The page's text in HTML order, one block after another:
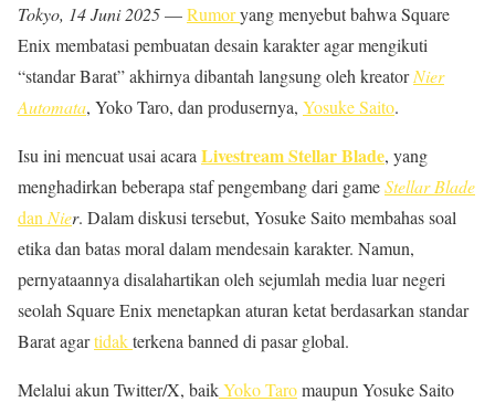
Tokyo, 14 Juni 2025—Rumoryang menyebut bahwa Square
Enix membatasi pembuatan desain karakter agar mengikuti
“standar Barat” akhirnya dibantah langsung oleh kreatorNier
Automata, Yoko Taro, dan produsernya, Yosuke Saito.
Isu ini mencuat usai acara Livestream Stellar Blade, yang
menghadirkan beberapa staf pengembang dari gameStellar Blade
dan Nier. Dalam diskusi tersebut, Yosuke Saito membahas soal
etika dan batas moral dalam mendesain karakter. Namun,
pernyataannya disalahartikan oleh sejumlah media luar negeri
seolah Square Enix menetapkan aturan ketat berdasarkan standar
Barat agartidakterkena banned di pasar global.
Melalui akun Twitter/X, baikYoko Taromaupun Yosuke Saito